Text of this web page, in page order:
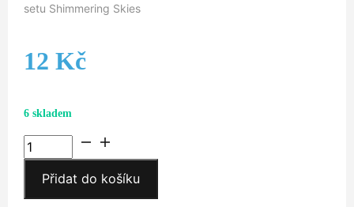
setu Shimmering Skies
12 Kč
6 skladem
Vanellope
Von
Schweetz,Sugar
Rush
Přidat do košíku